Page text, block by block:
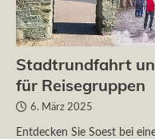
Stadtrundfahrt
für Reisegruppen
6. März 2025
Entdecken Sie Soest bei